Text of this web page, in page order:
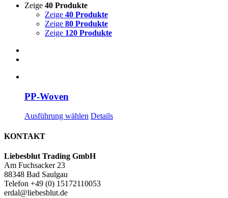
Zeige 40 Produkte
Zeige 40 Produkte
Zeige 80 Produkte
Zeige 120 Produkte
PP-Woven
Ausführung wählen Dieses
Varianten
auf.
Optionen
können
Details
KONTAKT
Liebesblut Trading GmbH
Am Fuchsacker 23
88348 Bad Saulgau
Telefon +49 (0) 15172110053
erdal@liebesblut.de